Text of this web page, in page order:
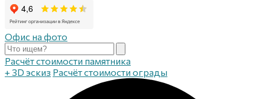
Офис на фото
Расчёт стоимости памятника
+ 3D эскиз Расчёт стоимости ограды